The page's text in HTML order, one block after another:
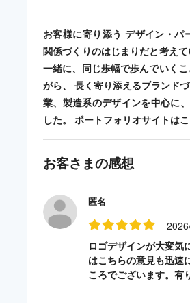
お客様に寄り添う デザイン・パ
関係づくりのはじまりだと考え
一緒に、同じ歩幅で歩んでいく
がら、 長く寄り添えるブランド
業、製造系のデザインを中心に
した。 ポートフォリオサイト
お客さまの感想
匿名
ロゴデザインが大変気
はこちらの意見も迅速
ころでございます。有